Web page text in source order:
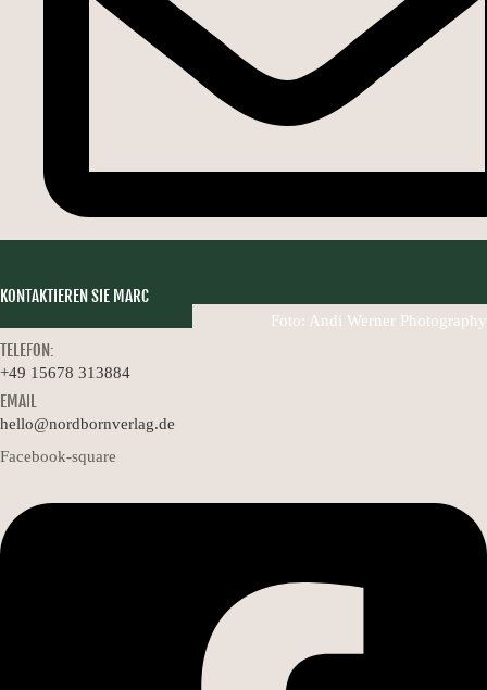
KONTAKTIEREN SIE MARC
Foto: Andi Werner Photography
TELEFON:
+49 15678 313884
EMAIL
hello@nordbornverlag.de
Facebook-square